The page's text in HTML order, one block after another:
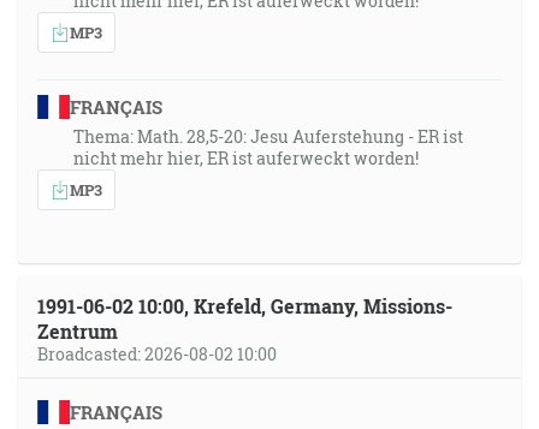
MP3
FRANÇAIS
Thema: Math. 28,5-20: Jesu Auferstehung - ER ist
nicht mehr hier, ER ist auferweckt worden!
MP3
1991-06-02 10:00, Krefeld, Germany, Missions-
Zentrum
Broadcasted: 2026-08-02 10:00
FRANÇAIS